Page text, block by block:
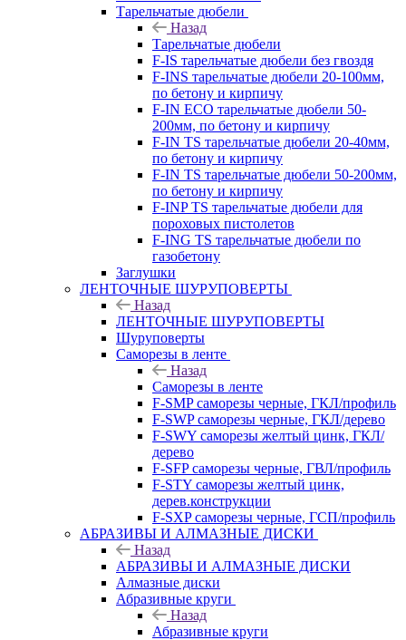
Тарельчатые дюбели
Назад
Тарельчатые дюбели
F-IS тарельчатые дюбели без гвоздя
F-INS тарельчатые дюбели 20-100мм,
по бетону и кирпичу
F-IN ECO тарельчатые дюбели 50-
200мм, по бетону и кирпичу
F-IN TS тарельчатые дюбели 20-40мм,
по бетону и кирпичу
F-IN TS тарельчатые дюбели 50-200мм,
по бетону и кирпичу
F-INP TS тарельчатые дюбели для
пороховых пистолетов
F-ING TS тарельчатые дюбели по
газобетону
Заглушки
ЛЕНТОЧНЫЕ ШУРУПОВЕРТЫ
Назад
ЛЕНТОЧНЫЕ ШУРУПОВЕРТЫ
Шуруповерты
Саморезы в ленте
Назад
Саморезы в ленте
F-SMP саморезы черные, ГКЛ/профиль
F-SWP саморезы черные, ГКЛ/дерево
F-SWY саморезы желтый цинк, ГКЛ/
дерево
F-SFP саморезы черные, ГВЛ/профиль
F-STY саморезы желтый цинк,
дерев.конструкции
F-SXP саморезы черные, ГСП/профиль
АБРАЗИВЫ И АЛМАЗНЫЕ ДИСКИ
Назад
АБРАЗИВЫ И АЛМАЗНЫЕ ДИСКИ
Алмазные диски
Абразивные круги
Назад
Абразивные круги